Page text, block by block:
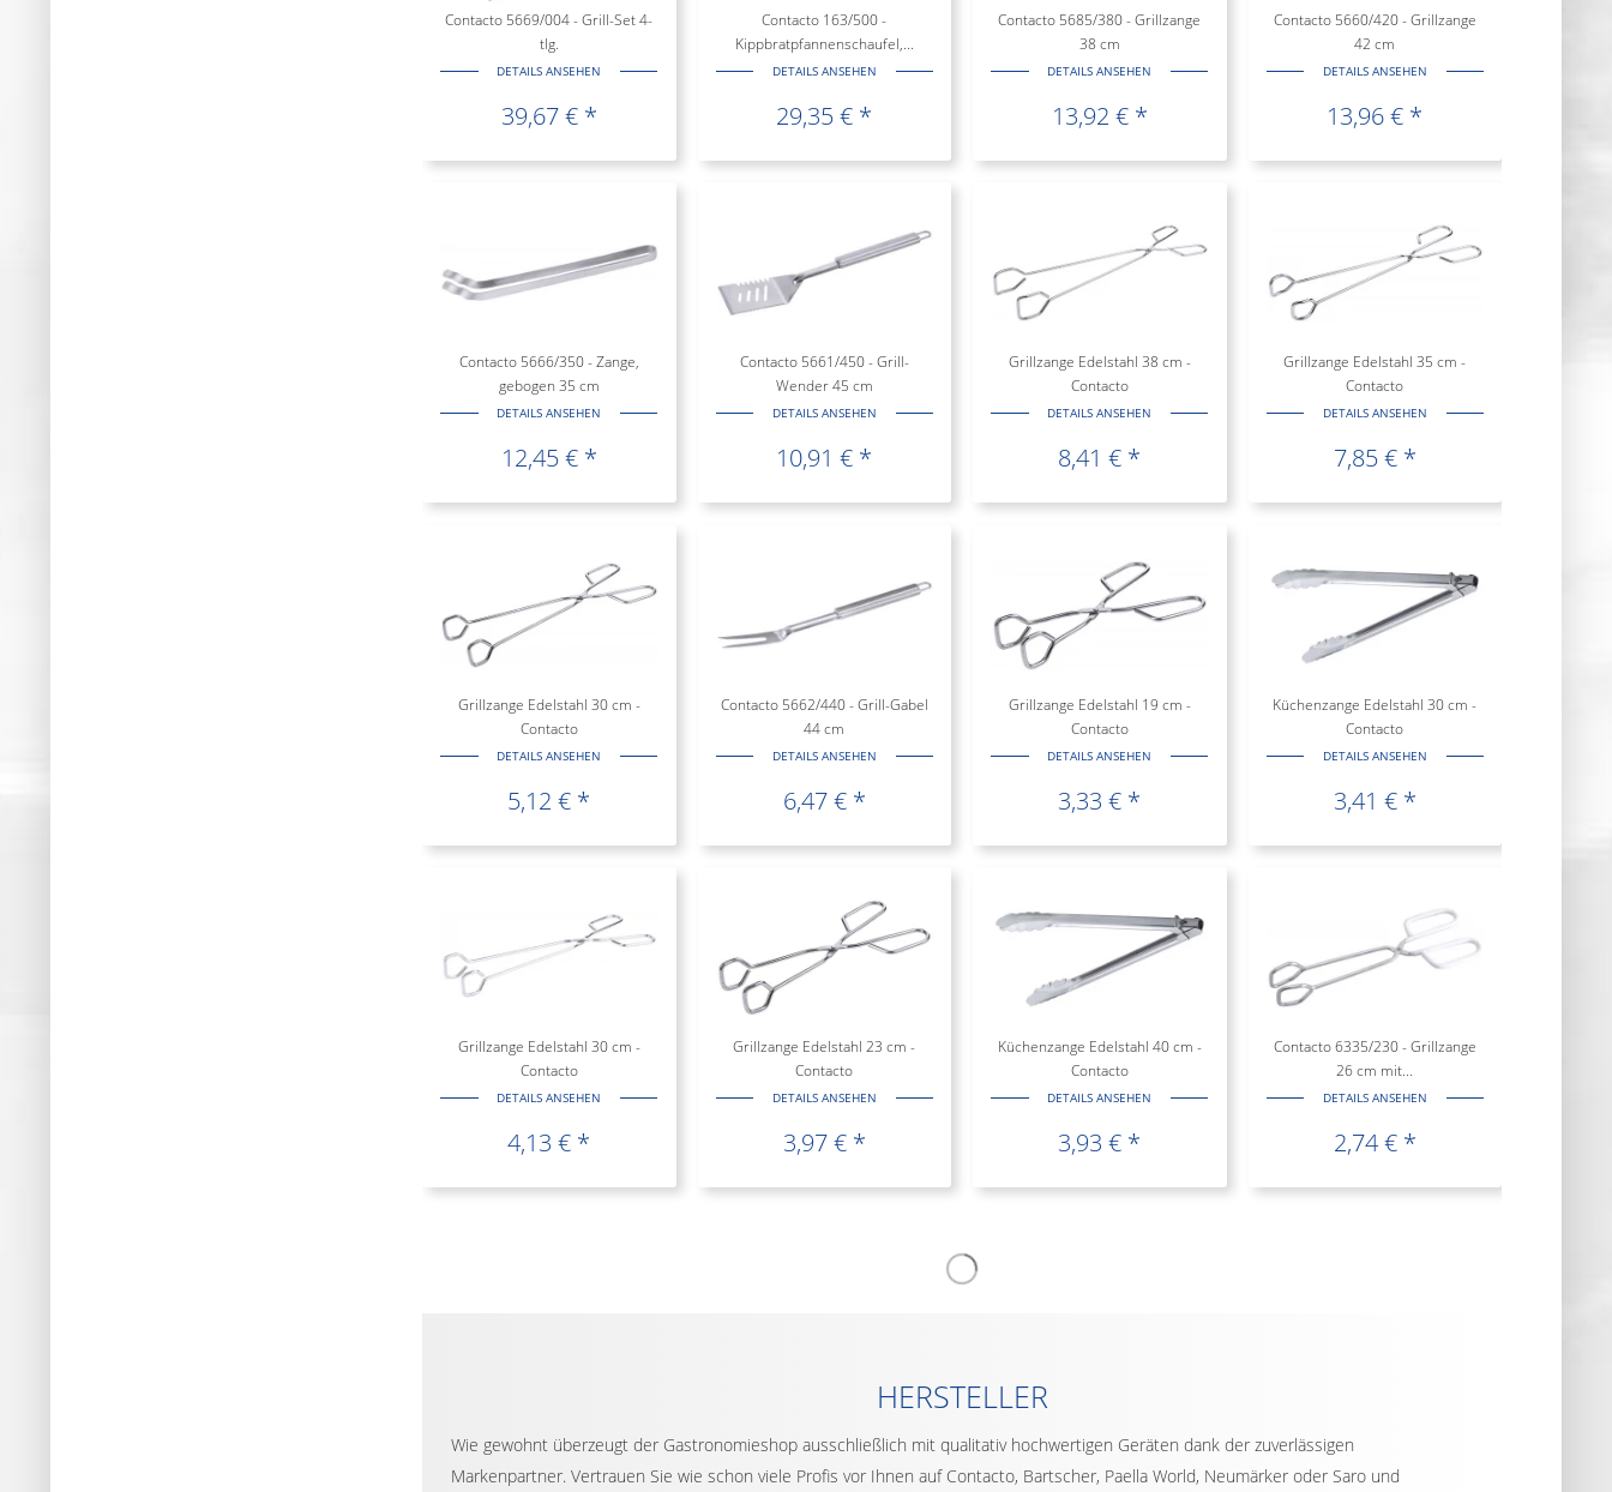
Contacto 5669/004 - Grill-Set 4-
tlg.
DETAILS ANSEHEN
39,67 € *
Contacto 163/500 -
Kippbratpfannenschaufel,...
DETAILS ANSEHEN
29,35 € *
Contacto 5685/380 - Grillzange
38 cm
DETAILS ANSEHEN
13,92 € *
Contacto 5660/420 - Grillzange
42 cm
DETAILS ANSEHEN
13,96 € *
Contacto 5666/350 - Zange,
gebogen 35 cm
DETAILS ANSEHEN
12,45 € *
Contacto 5661/450 - Grill-
Wender 45 cm
DETAILS ANSEHEN
10,91 € *
Grillzange Edelstahl 38 cm -
Contacto
DETAILS ANSEHEN
8,41 € *
Grillzange Edelstahl 35 cm -
Contacto
DETAILS ANSEHEN
7,85 € *
Grillzange Edelstahl 30 cm -
Contacto
DETAILS ANSEHEN
5,12 € *
Contacto 5662/440 - Grill-Gabel
44 cm
DETAILS ANSEHEN
6,47 € *
Grillzange Edelstahl 19 cm -
Contacto
DETAILS ANSEHEN
3,33 € *
Küchenzange Edelstahl 30 cm -
Contacto
DETAILS ANSEHEN
3,41 € *
Grillzange Edelstahl 30 cm -
Contacto
DETAILS ANSEHEN
4,13 € *
Grillzange Edelstahl 23 cm -
Contacto
DETAILS ANSEHEN
3,97 € *
Küchenzange Edelstahl 40 cm -
Contacto
DETAILS ANSEHEN
3,93 € *
Contacto 6335/230 - Grillzange
26 cm mit...
DETAILS ANSEHEN
2,74 € *
HERSTELLER
Wie gewohnt überzeugt der Gastronomieshop ausschließlich mit qualitativ hochwertigen Geräten dank der zuverlässigen
Markenpartner. Vertrauen Sie wie schon viele Profis vor Ihnen auf Contacto, Bartscher, Paella World, Neumärker oder Saro und